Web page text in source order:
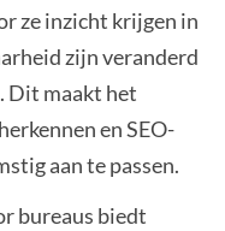
ze inzicht krijgen in
zijn veranderd
Dit maakt het
en SEO-
aan te passen.
bureaus biedt